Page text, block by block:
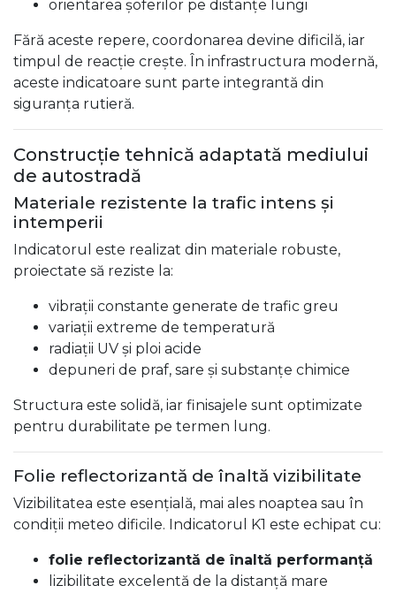
orientarea șoferilor pe distanțe lungi
Fără aceste repere, coordonarea devine dificilă, iar
timpul de reacție crește. În infrastructura modernă,
aceste indicatoare sunt parte integrantă din
siguranța rutieră.
Construcție tehnică adaptată mediului
de autostradă
Materiale rezistente la trafic intens și
intemperii
Indicatorul este realizat din materiale robuste,
proiectate să reziste la:
vibrații constante generate de trafic greu
variații extreme de temperatură
radiații UV și ploi acide
depuneri de praf, sare și substanțe chimice
Structura este solidă, iar finisajele sunt optimizate
pentru durabilitate pe termen lung.
Folie reflectorizantă de înaltă vizibilitate
Vizibilitatea este esențială, mai ales noaptea sau în
condiții meteo dificile. Indicatorul K1 este echipat cu:
folie reflectorizantă de înaltă performanță
lizibilitate excelentă de la distanță mare